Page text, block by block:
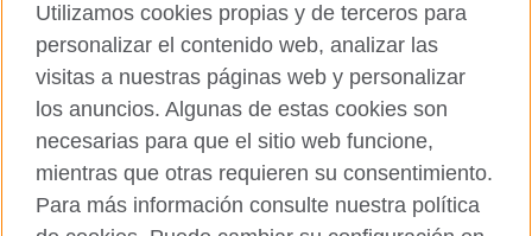
British Council global
Políticas de privacidad y condiciones de uso
Utilizamos cookies propias y de terceros para
personalizar el contenido web, analizar las
visitas a nuestras páginas web y personalizar
los anuncios. Algunas de estas cookies son
necesarias para que el sitio web funcione,
mientras que otras requieren su consentimiento.
Para más información consulte nuestra política